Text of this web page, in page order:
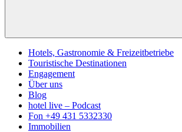
Hotels, Gastronomie & Freizeitbetriebe
Touristische Destinationen
Engagement
Über uns
Blog
hotel live – Podcast
Fon +49 431 5332330
Immobilien